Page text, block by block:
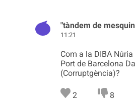
"tàndem de
11:21
Com a la DIBA
Port de Barcelona
(Corruptgència)?
2 8